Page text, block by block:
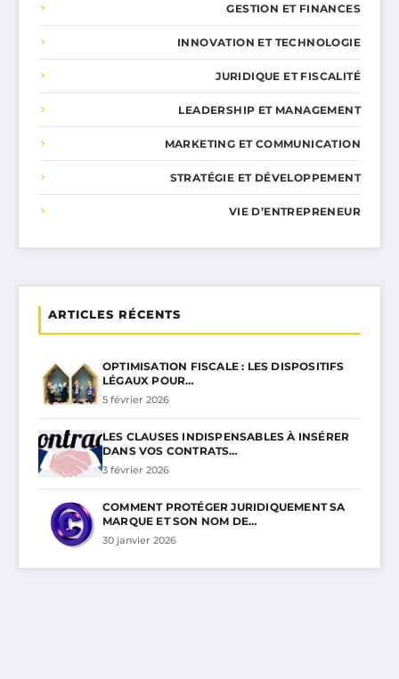
GESTION ET FINANCES
INNOVATION ET TECHNOLOGIE
JURIDIQUE ET FISCALITÉ
LEADERSHIP ET MANAGEMENT
MARKETING ET COMMUNICATION
STRATÉGIE ET DÉVELOPPEMENT
VIE D’ENTREPRENEUR
ARTICLES RÉCENTS
OPTIMISATION FISCALE : LES DISPOSITIFS
LÉGAUX POUR…
5 février 2026
LES CLAUSES INDISPENSABLES À INSÉRER
DANS VOS CONTRATS…
3 février 2026
COMMENT PROTÉGER JURIDIQUEMENT SA
MARQUE ET SON NOM DE…
30 janvier 2026